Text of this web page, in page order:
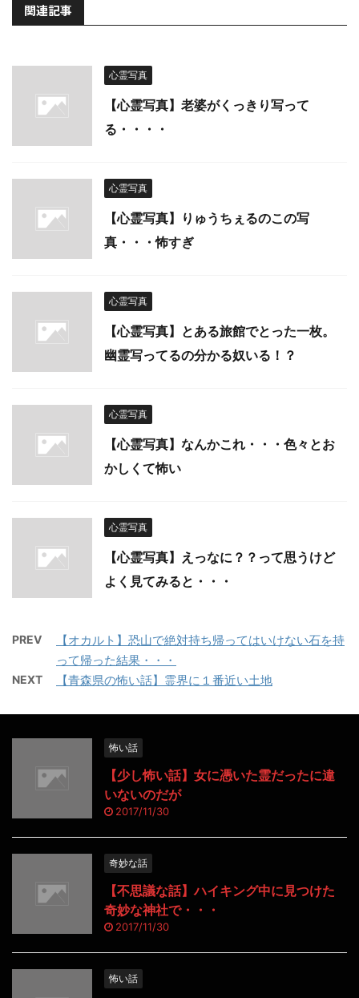
関連記事
心霊写真
【心霊写真】老婆がくっきり写って
る・・・・
心霊写真
【心霊写真】りゅうちぇるのこの写
真・・・怖すぎ
心霊写真
【心霊写真】とある旅館でとった一枚。
幽霊写ってるの分かる奴いる！？
心霊写真
【心霊写真】なんかこれ・・・色々とお
かしくて怖い
心霊写真
【心霊写真】えっなに？？って思うけど
よく見てみると・・・
PREV
【オカルト】恐山で絶対持ち帰ってはいけない石を持
って帰った結果・・・
NEXT 【青森県の怖い話】霊界に１番近い土地
怖い話
【少し怖い話】女に憑いた霊だったに違
いないのだが
2017/11/30
奇妙な話
【不思議な話】ハイキング中に見つけた
奇妙な神社で・・・
2017/11/30
怖い話